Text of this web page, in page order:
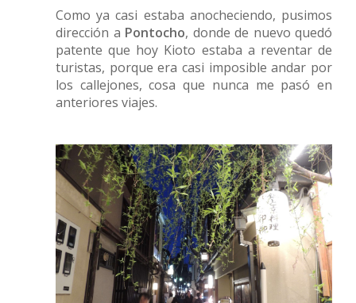
Como ya casi estaba anocheciendo, pusimos
dirección a Pontocho, donde de nuevo quedó
patente que hoy Kioto estaba a reventar de
turistas, porque era casi imposible andar por
los callejones, cosa que nunca me pasó en
anteriores viajes.